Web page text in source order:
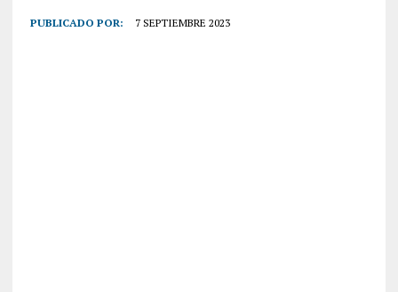
PUBLICADO POR: 7 SEPTIEMBRE 2023